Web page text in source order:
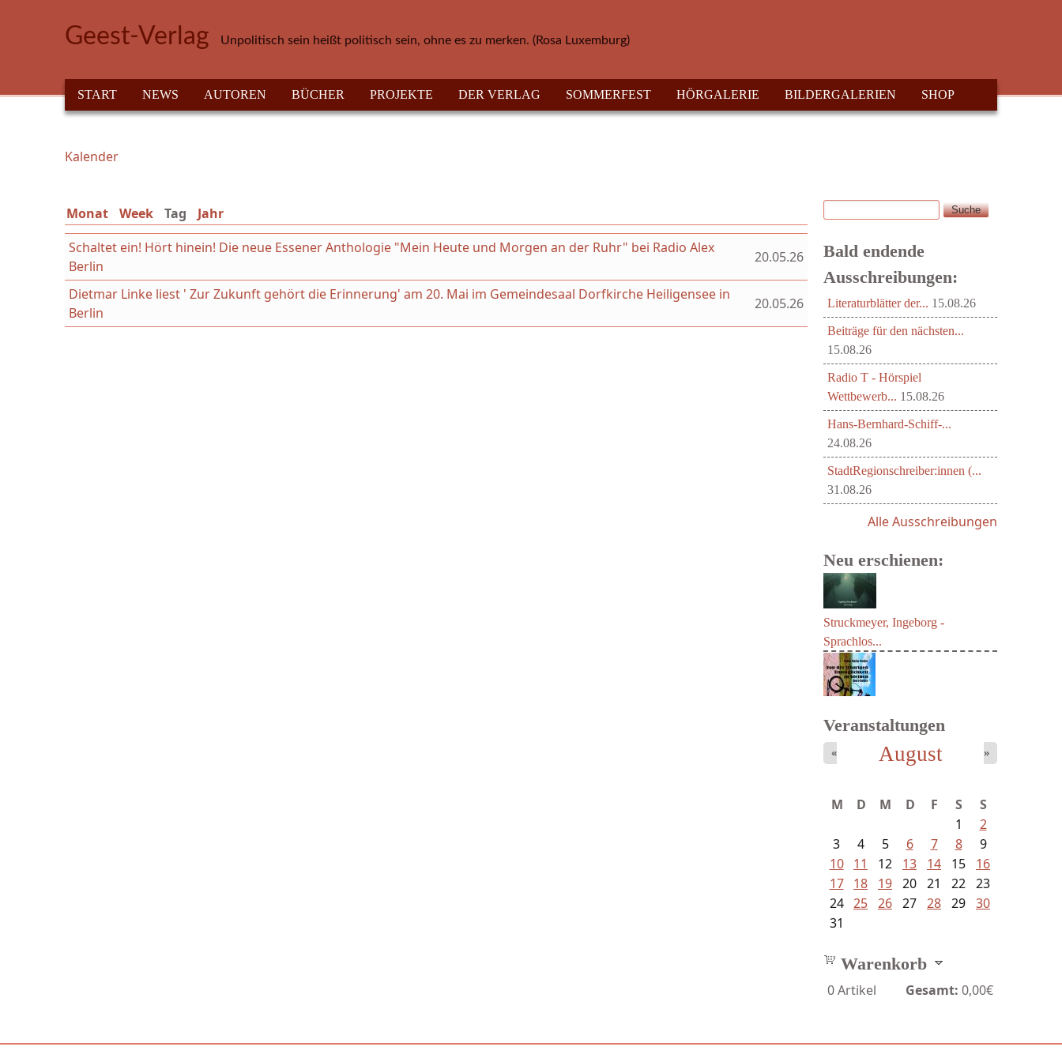
Geest-Verlag Unpolitisch sein heißt politisch sein, ohne es zu merken. (Rosa Luxemburg)
HAUPTMENÜ
START NEWS AUTOREN BÜCHER PROJEKTE DER VERLAG SOMMERFEST HÖRGALERIE BILDERGALERIEN SHOP
Sie sind hier
Kalender
Monat Week Tag (aktiver Reiter)
Jahr
Schaltet ein! Hört hinein! Die neue Essener Anthologie "Mein Heute und Morgen an der Ruhr" bei Radio Alex
Berlin
20.05.26
Dietmar Linke liest ' Zur Zukunft gehört die Erinnerung' am 20. Mai im Gemeindesaal Dorfkirche Heiligensee in
Berlin
20.05.26
Suchformular
Suche
Bald endende
Ausschreibungen:
Literaturblätter der... 15.08.26
Beiträge für den nächsten...
15.08.26
Radio T - Hörspiel
Wettbewerb... 15.08.26
Hans-Bernhard-Schiff-...
24.08.26
StadtRegionschreiber:innen (...
31.08.26
Alle Ausschreibungen
Neu erschienen:
Struckmeyer, Ingeborg -
Sprachlos...
Veranstaltungen
August
« »
M D M D F S
S
1
2
3
4 5 6 7 8
9
10
11 12 13 14 15
16
17
18 19 20 21 22 23
24 25 26 27 28 29 30
31
Warenkorb
0Artikel Gesamt: 0,00€